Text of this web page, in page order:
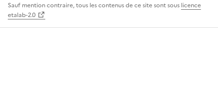
Sauf mention contraire, tous les contenus de ce site sont sous licence
etalab-2.0